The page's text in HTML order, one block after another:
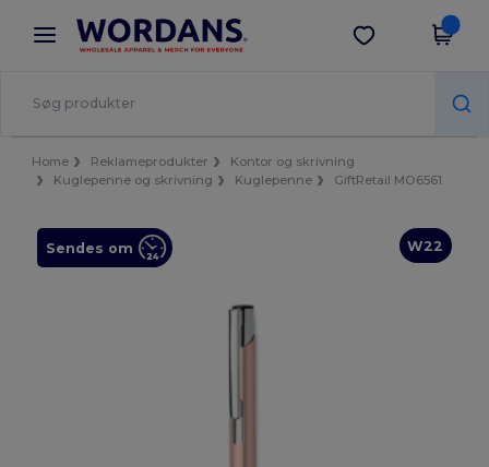
× Wordans-app
Bedre priser i appen!
Hent app
Home Reklameprodukter
Kontor og skrivning
Kuglepenne og skrivning
Kuglepenne GiftRetail MO6561
W22
Sendes om